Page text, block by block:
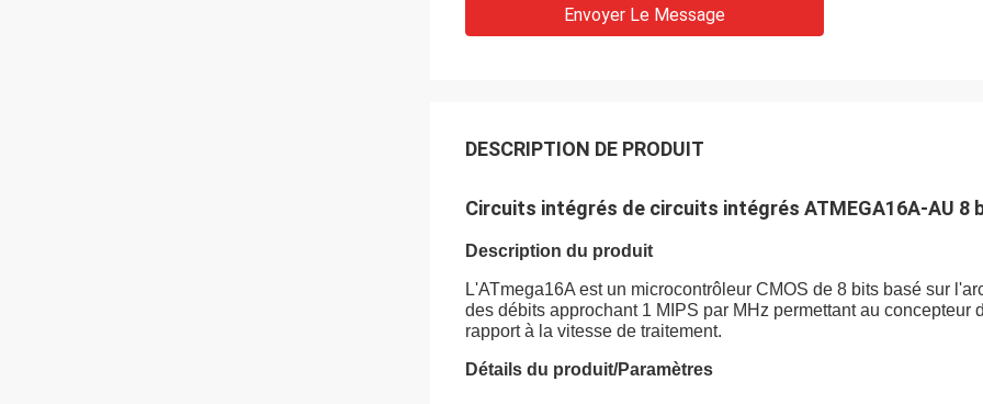
Envoyer Le Message
DESCRIPTION DE PRODUIT
Circuits intégrés de circuits intégrés ATMEGA16A-AU 8
Description du produit
L'ATmega16A est un microcontrôleur CMOS de 8 bits basé sur
des débits approchant 1 MIPS par MHz permettant au
rapport à la vitesse de traitement.
Détails du produit/Paramètres